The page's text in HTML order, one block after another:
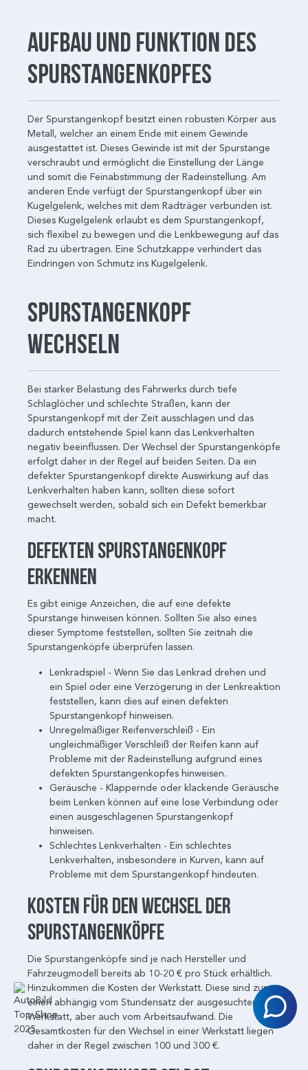
Aufbau und Funktion des
Spurstangenkopfes
Der Spurstangenkopf besitzt einen robusten Körper aus
Metall, welcher an einem Ende mit einem Gewinde
ausgestattet ist. Dieses Gewinde ist mit der Spurstange
verschraubt und ermöglicht die Einstellung der Länge
und somit die Feinabstimmung der Radeinstellung. Am
anderen Ende verfügt der Spurstangenkopf über ein
Kugelgelenk, welches mit dem Radträger verbunden ist.
Dieses Kugelgelenk erlaubt es dem Spurstangenkopf,
sich flexibel zu bewegen und die Lenkbewegung auf das
Rad zu übertragen. Eine Schutzkappe verhindert das
Eindringen von Schmutz ins Kugelgelenk.
Spurstangenkopf
wechseln
Bei starker Belastung des Fahrwerks durch tiefe
Schlaglöcher und schlechte Straßen, kann der
Spurstangenkopf mit der Zeit ausschlagen und das
dadurch entstehende Spiel kann das Lenkverhalten
negativ beeinflussen. Der Wechsel der Spurstangenköpfe
erfolgt daher in der Regel auf beiden Seiten. Da ein
defekter Spurstangenkopf direkte Auswirkung auf das
Lenkverhalten haben kann, sollten diese sofort
gewechselt werden, sobald sich ein Defekt bemerkbar
macht.
Defekten Spurstangenkopf
erkennen
Es gibt einige Anzeichen, die auf eine defekte
Spurstange hinweisen können. Sollten Sie also eines
dieser Symptome feststellen, sollten Sie zeitnah die
Spurstangenköpfe überprüfen lassen.
Lenkradspiel - Wenn Sie das Lenkrad drehen und
ein Spiel oder eine Verzögerung in der Lenkreaktion
feststellen, kann dies auf einen defekten
Spurstangenkopf hinweisen.
Unregelmäßiger Reifenverschleiß - Ein
ungleichmäßiger Verschleiß der Reifen kann auf
Probleme mit der Radeinstellung aufgrund eines
defekten Spurstangenkopfes hinweisen.
Geräusche - Klappernde oder klackende Geräusche
beim Lenken können auf eine lose Verbindung oder
einen ausgeschlagenen Spurstangenkopf
hinweisen.
Schlechtes Lenkverhalten - Ein schlechtes
Lenkverhalten, insbesondere in Kurven, kann auf
Probleme mit dem Spurstangenkopf hindeuten.
Kosten für den Wechsel der
Spurstangenköpfe
Die Spurstangenköpfe sind je nach Hersteller und
Fahrzeugmodell bereits ab 10-20 € pro Stück erhältlich.
Hinzukommen die Kosten der Werkstatt. Diese sind zum
einen abhängig vom Stundensatz der ausgesuchten
Werkstatt, aber auch vom Arbeitsaufwand. Die
Gesamtkosten für den Wechsel in einer Werkstatt liegen
daher in der Regel zwischen 100 und 300 €.